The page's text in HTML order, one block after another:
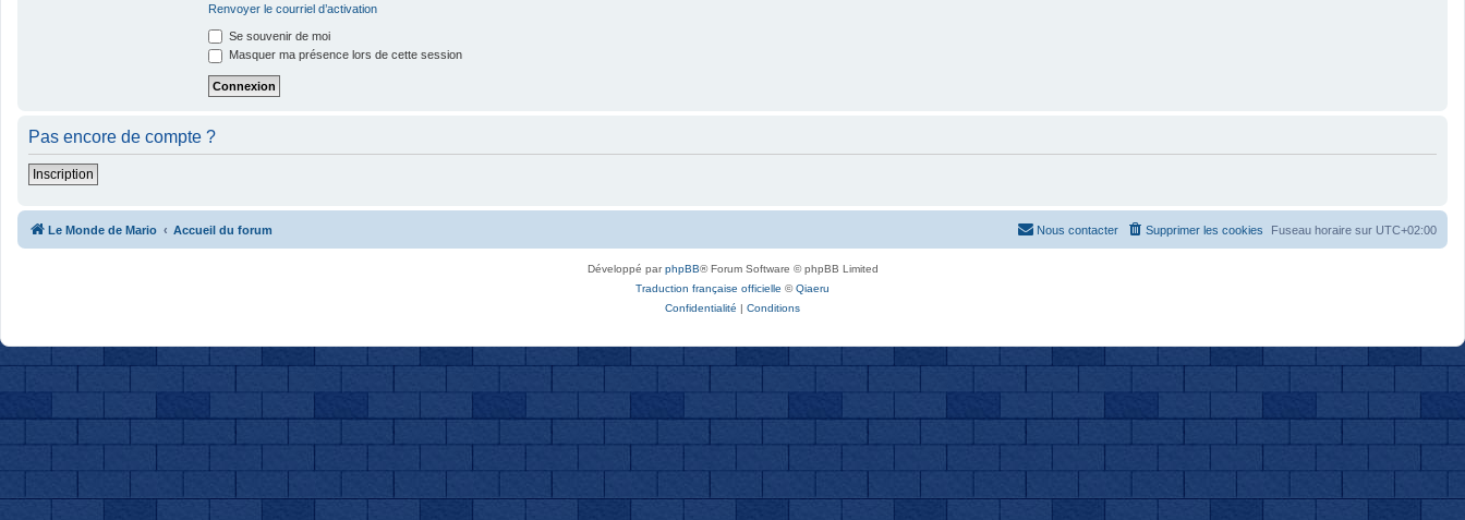
Renvoyer le courriel d’activation
Se souvenir de moi
Masquer ma présence lors de cette session
Pas encore de compte ?
Inscription
Le Monde de Mario Accueil du forum Fuseau horaire sur UTC+02:00
Supprimer les cookies
Nous contacter
Développé parphpBB® Forum Software © phpBB Limited
Traduction française officielle ©Qiaeru
Confidentialité | Conditions